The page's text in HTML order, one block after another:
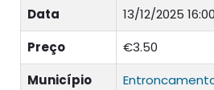
Data
13/12/2025 16:00
Preço
€3.50
Município